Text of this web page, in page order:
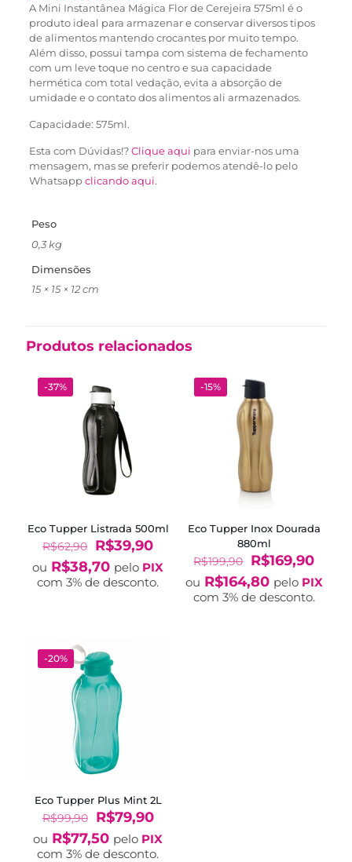
A Mini Instantânea Mágica Flor de Cerejeira 575ml é o
produto ideal para armazenar e conservar diversos tipos
de alimentos mantendo crocantes por muito tempo.
Além disso, possui tampa com sistema de fechamento
com um leve toque no centro e sua capacidade
hermética com total vedação, evita a absorção de
umidade e o contato dos alimentos ali armazenados.
Capacidade: 575ml.
Esta com Dúvidas!?Clique aqui para enviar-nos uma
mensagem, mas se preferir podemos atendê-lo pelo
Whatsappclicando aqui.
Peso
0,3 kg
Dimensões
15 × 15 × 12 cm
Produtos relacionados
-37%
Eco Tupper Listrada 500ml
R$62,90
O
preço
original
era:
R$39,90O
preço
atual
é:
R$39,90.
ou R$38,70 pelo PIX
com 3% de desconto.
-15%
Eco Tupper Inox Dourada
880ml
R$199,90 O
preço
original
era:
R$169,90O
atual
é:
ou R$164,80 pelo PIX
com 3% de desconto.
-20%
Eco Tupper Plus Mint 2L
R$99,90
O
preço
original
R$79,90O
preço
atual
ou R$77,50 pelo PIX
com 3% de desconto.